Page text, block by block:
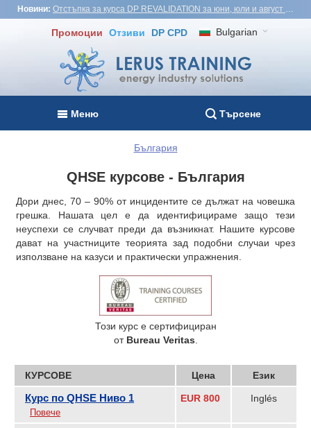
Новини: Отстъпка за курса DP REVALIDATION за юни, юли и август - USD1,000! Виетнам, Турция, Малайзия
Промоции Отзиви DP CPD Bulgarian
Меню Търсене
България
QHSE курсове - България
Дори днес, 70 – 90% от инцидентите се дължат на човешка
грешка. Нашата цел е да идентифицираме защо тези
неуспехи се случват преди да възникнат. Нашите курсове
дават на участниците теорията зад подобни случаи чрез
използване на казуси и практически упражнения.
Този курс е сертифициран
от Bureau Veritas
КУРСОВЕ Цена Език
Курс по QHSE Ниво 1
Повече
EUR 800 Inglés